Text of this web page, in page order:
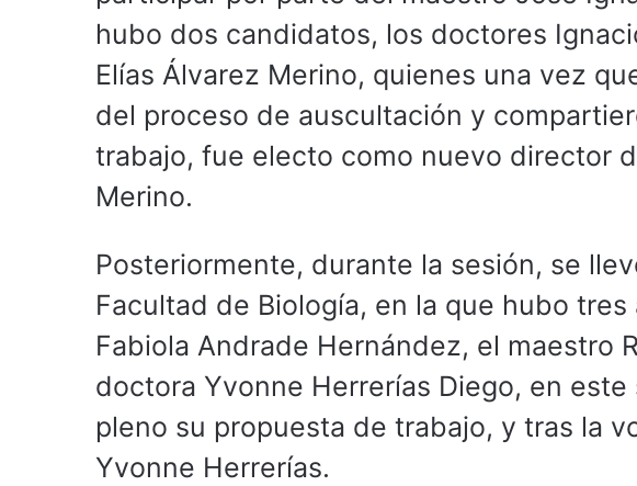
hubo dos candidatos, los doctores
Elías Álvarez Merino, quienes una vez
del proceso de auscultación y
trabajo, fue electo como nuevo director
Merino.
Posteriormente, durante la sesión, se
Facultad de Biología, en la que hubo
Fabiola Andrade Hernández, el maestro
doctora Yvonne Herrerías Diego, en
pleno su propuesta de trabajo, y tras la
Yvonne Herrerías.